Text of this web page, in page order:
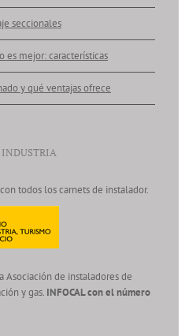
seccionales
es mejor: características
y qué ventajas ofrece
INDUSTRIA
todos los carnets de instalador.
Asociación de instaladores de
y gas. INFOCAL con el número